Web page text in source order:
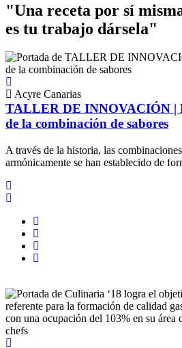
"Una receta por sí
es tu trabajo dársela"
Acyre Canarias
TALLER DE INNOVACIÓN |
de la combinación de sabores
A través de la historia, las
armónicamente se han establecido de